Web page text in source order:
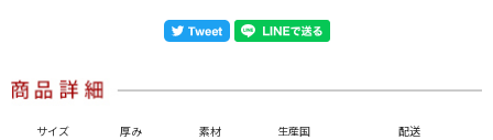
サイズ 厚み 素材 生産国
配送